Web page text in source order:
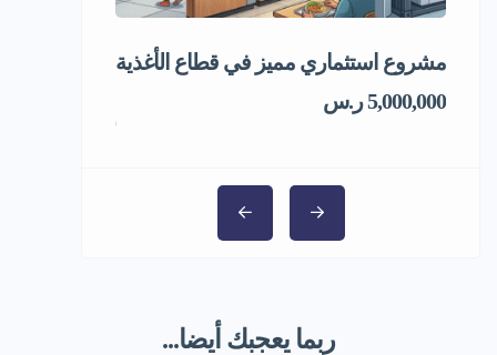
مشروع استثماري مميز في قطاع الأغذية
5,000,000 ر.س
ربما يعجبك أيضا...